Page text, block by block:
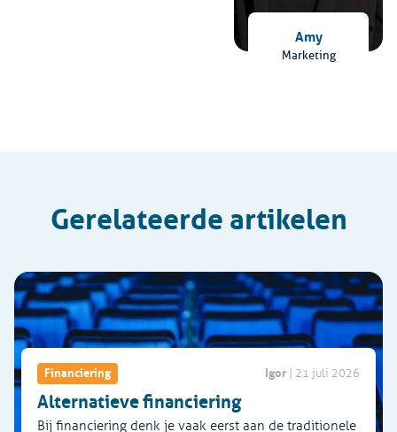
Amy
Marketing
Gerelateerde artikelen
Financiering Igor 21 juli 2026
Alternatieve financiering
Bij financiering denk je vaak eerst aan de traditionele